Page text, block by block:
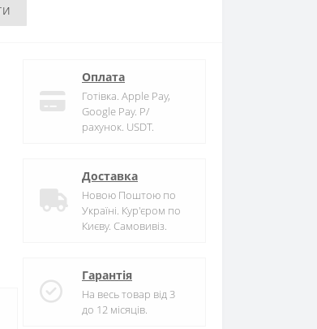
Оплата
Готівка. Apple Pay,
Google Pay. Р/
рахунок. USDT.
Доставка
Новою Поштою по
Україні. Кур'єром по
Києву. Самовивіз.
Гарантія
На весь товар від 3
до 12 місяців.